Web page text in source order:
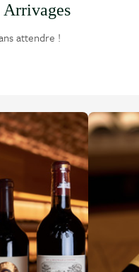
Arrivages
attendre !